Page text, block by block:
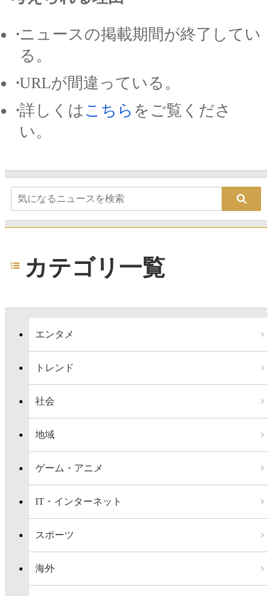
ニュースの掲載期間が終了してい
る。
URLが間違っている。
詳しくは こちら をご覧くださ
い。
カテゴリ一覧
エンタメ
トレンド
社会
地域
ゲーム・アニメ
IT・インターネット
スポーツ
海外